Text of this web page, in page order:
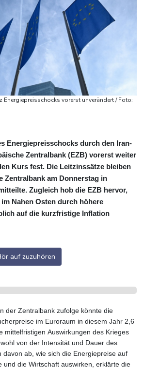
Energiepreisschocks vorerst unverändert / Foto:
Energiepreisschocks durch den Iran-
Zentralbank (EZB) vorerst weiter
Kurs fest. Die Leitzinssätze bleiben
Zentralbank am Donnerstag in
Zugleich hob die EZB hervor,
Nahen Osten durch höhere
auf die kurzfristige Inflation
auf zuzuhören
der Zentralbank zufolge könnte die
im Euroraum in diesem Jahr 2,6
mittelfristigen Auswirkungen des Krieges
von der Intensität und Dauer des
davon ab, wie sich die Energiepreise auf
und die Wirtschaft auswirken, erklärte die